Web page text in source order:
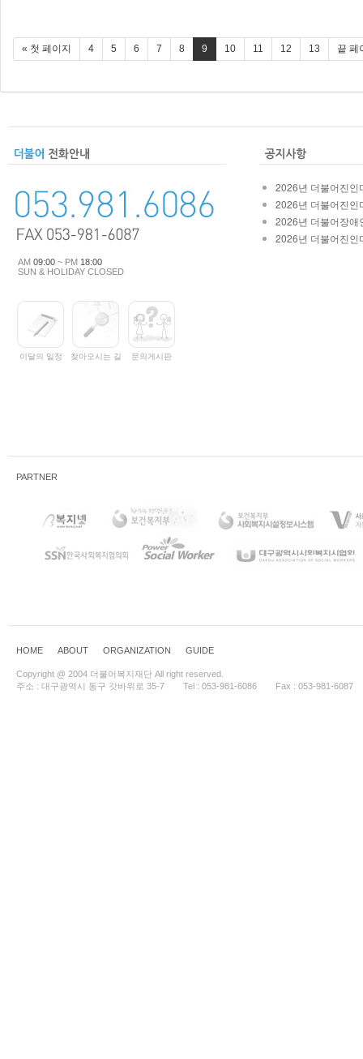
« 첫 페이지 4 5 6 7 8 9 10 11 12 13 끝 페
AM 09:00 ~ PM 18:00
SUN & HOLIDAY CLOSED
이달의 일정 찾아오시는 길 문의게시판
2026년 더불어진인
2026년 더불어진인
2026년 더불어장애
2026년 더불어진인
PARTNER
HOME ABOUT ORGANIZATION GUIDE
Copyright @ 2004 더불어복지재단 All right reserved.
주소 : 대구광역시 동구 갓바위로 35-7
Tel : 053-981-6086 Fax : 053-981-6087